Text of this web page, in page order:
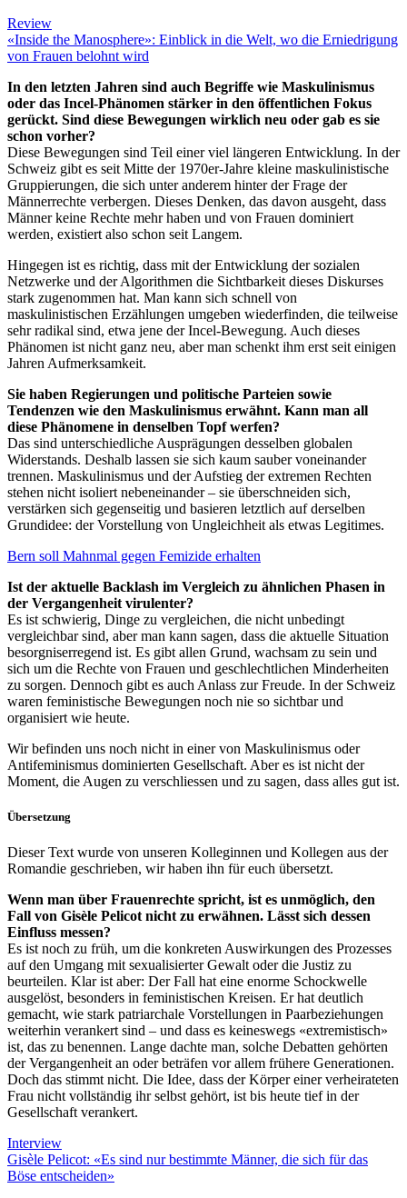
Review
«Inside the Manosphere»: Einblick in die Welt, wo die Erniedrigung
von Frauen belohnt wird
In den letzten Jahren sind auch Begriffe wie Maskulinismus
oder das Incel-Phänomen stärker in den öffentlichen Fokus
gerückt. Sind diese Bewegungen wirklich neu oder gab es sie
schon vorher?
Diese Bewegungen sind Teil einer viel längeren Entwicklung. In der
Schweiz gibt es seit Mitte der 1970er-Jahre kleine maskulinistische
Gruppierungen, die sich unter anderem hinter der Frage der
Männerrechte verbergen. Dieses Denken, das davon ausgeht, dass
Männer keine Rechte mehr haben und von Frauen dominiert
werden, existiert also schon seit Langem.
Hingegen ist es richtig, dass mit der Entwicklung der sozialen
Netzwerke und der Algorithmen die Sichtbarkeit dieses Diskurses
stark zugenommen hat. Man kann sich schnell von
maskulinistischen Erzählungen umgeben wiederfinden, die teilweise
sehr radikal sind, etwa jene der Incel-Bewegung. Auch dieses
Phänomen ist nicht ganz neu, aber man schenkt ihm erst seit einigen
Jahren Aufmerksamkeit.
Sie haben Regierungen und politische Parteien sowie
Tendenzen wie den Maskulinismus erwähnt. Kann man all
diese Phänomene in denselben Topf werfen?
Das sind unterschiedliche Ausprägungen desselben globalen
Widerstands. Deshalb lassen sie sich kaum sauber voneinander
trennen. Maskulinismus und der Aufstieg der extremen Rechten
stehen nicht isoliert nebeneinander – sie überschneiden sich,
verstärken sich gegenseitig und basieren letztlich auf derselben
Grundidee: der Vorstellung von Ungleichheit als etwas Legitimes.
Bern soll Mahnmal gegen Femizide erhalten
Ist der aktuelle Backlash im Vergleich zu ähnlichen Phasen in
der Vergangenheit virulenter?
Es ist schwierig, Dinge zu vergleichen, die nicht unbedingt
vergleichbar sind, aber man kann sagen, dass die aktuelle Situation
besorgniserregend ist. Es gibt allen Grund, wachsam zu sein und
sich um die Rechte von Frauen und geschlechtlichen Minderheiten
zu sorgen. Dennoch gibt es auch Anlass zur Freude. In der Schweiz
waren feministische Bewegungen noch nie so sichtbar und
organisiert wie heute.
Wir befinden uns noch nicht in einer von Maskulinismus oder
Antifeminismus dominierten Gesellschaft. Aber es ist nicht der
Moment, die Augen zu verschliessen und zu sagen, dass alles gut ist.
Übersetzung
Dieser Text wurde von unseren Kolleginnen und Kollegen aus der
Romandie geschrieben, wir haben ihn für euch übersetzt.
Wenn man über Frauenrechte spricht, ist es unmöglich, den
Fall von Gisèle Pelicot nicht zu erwähnen. Lässt sich dessen
Einfluss messen?
Es ist noch zu früh, um die konkreten Auswirkungen des Prozesses
auf den Umgang mit sexualisierter Gewalt oder die Justiz zu
beurteilen. Klar ist aber: Der Fall hat eine enorme Schockwelle
ausgelöst, besonders in feministischen Kreisen. Er hat deutlich
gemacht, wie stark patriarchale Vorstellungen in Paarbeziehungen
weiterhin verankert sind – und dass es keineswegs «extremistisch»
ist, das zu benennen. Lange dachte man, solche Debatten gehörten
der Vergangenheit an oder beträfen vor allem frühere Generationen.
Doch das stimmt nicht. Die Idee, dass der Körper einer verheirateten
Frau nicht vollständig ihr selbst gehört, ist bis heute tief in der
Gesellschaft verankert.
Interview
Gisèle Pelicot: «Es sind nur bestimmte Männer, die sich für das
Böse entscheiden»